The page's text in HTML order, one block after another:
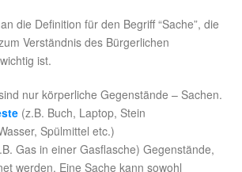
die Definition für den Begriff “Sache”, die
Verständnis des Bürgerlichen
ist.
nur körperliche Gegenstände – Sachen.
(z.B. Buch, Laptop, Stein
Spülmittel etc.)
Gas in einer Gasflasche) Gegenstände,
werden. Eine Sache kann sowohl